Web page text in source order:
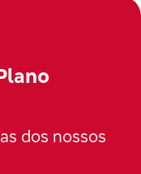
dos nossos